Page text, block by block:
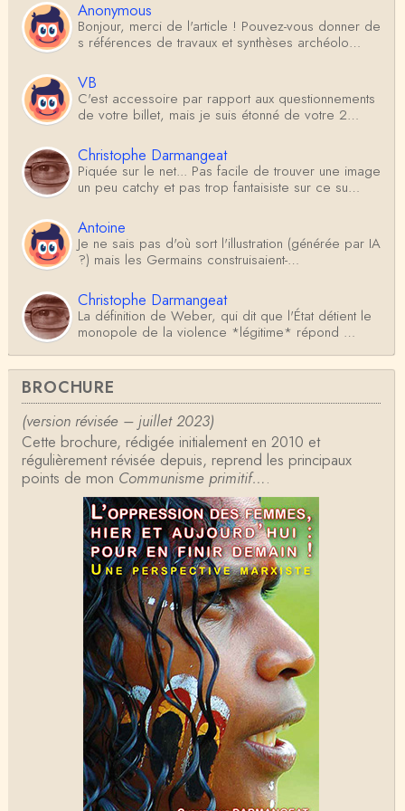
Anonymous
Bonjour, merci de l'article ! Pouvez-vous donner de
s références de travaux et synthèses archéolo…
VB
C'est accessoire par rapport aux questionnements
de votre billet, mais je suis étonné de votre 2…
Christophe Darmangeat
Piquée sur le net... Pas facile de trouver une image
un peu catchy et pas trop fantaisiste sur ce su…
Antoine
Je ne sais pas d'où sort l'illustration (générée par IA
?) mais les Germains construisaient-…
Christophe Darmangeat
La définition de Weber, qui dit que l'État détient le
monopole de la violence *légitime* répond …
Anonymous
Formidable et complexe sujet ; l'ancien professeur
d'histoire que je suis, Alsacien de surcr…
Tangui Przybylowski
Concernant Fustel de Coulanges, j'ai le souvenir
d'avoir lu, il y a près de 10 ans, un autre…
Jean-Paul Demoule
L'Etat ayant donc le monopole de la violence légiti
me, comment interpréter la situation états-un…
Christophe Darmangeat
Je ne sais pas quelle est la couleur de ma ceintur
e, mais je suis bien d'accord avec vous sur le…
Christophe Darmangeat
C'est en effet un bon livre, tout à fait recommandab
le.
ChristianP
J'ai vu aujourd'hui que l'historienne Michelle Zancari
ni-Fournel a elle aussi écrit un e…
BROCHURE
(version révisée – juillet 2023)
Cette brochure, rédigée initialement en 2010 et
régulièrement révisée depuis, reprend les principaux
points de mon Communisme primitif….